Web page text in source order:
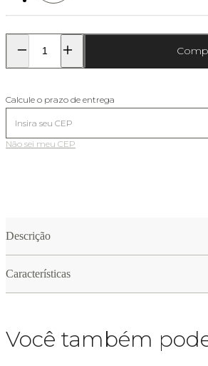
Calcule o prazo de entrega
Não sei meu CEP
Descrição
Características
Você também